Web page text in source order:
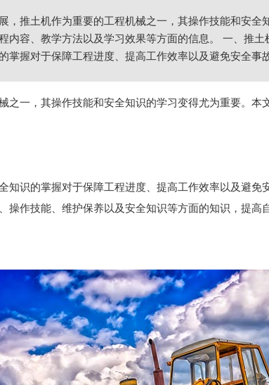
，推土机作为重要的工程机械之一，其操作技能和安全
内容、教学方法以及学习效果等方面的信息。 一、推
掌握对于保障工程进度、提高工作效率以及避免安全
一，其操作技能和安全知识的学习变得尤为重要。本
知识的掌握对于保障工程进度、提高工作效率以及避
作技能、维护保养以及安全知识等方面的知识，提高